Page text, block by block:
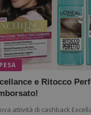
e Ritocco
attività di cashback